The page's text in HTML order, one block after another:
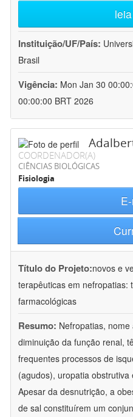
Instituição/UF/País:
Brasil
Vigência: Mon Jan 30
00:00:00 BRT 2026
COORDENADOR(A)
CIÊNCIAS BIOLÓGICAS
Fisiologia
Título do Projeto:novos e
terapêuticas em nefropatias:
farmacológicas
Resumo: Nefropatias,
diminuição da função renal,
frequentes processos de
(agudos), uropatia
Apesar da desnutrição, a
de sal constituírem um